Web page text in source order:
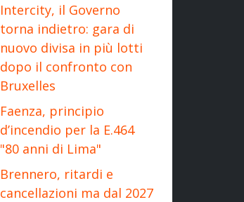
Intercity, il Governo
torna indietro: gara di
nuovo divisa in più lotti
dopo il confronto con
Bruxelles
Faenza, principio
d’incendio per la E.464
"80 anni di Lima"
Brennero, ritardi e
cancellazioni ma dal 2027